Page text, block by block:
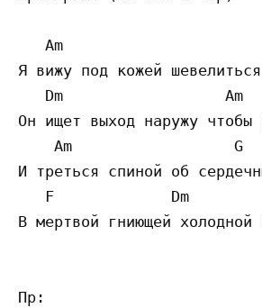
Am
Я вижу под кожей
   Dm                  Am
Он ищет выход наружу чтобы
    Am                  G
И треться спиной об
F             Dm
В мертвой гниющей холодной
Пр: